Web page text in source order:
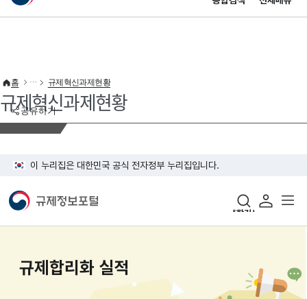
이 누리집은 대한민국 공식 전자정부 누리집입니다.
공유하기
홈 규제혁신과제현황
규제혁신과제현황